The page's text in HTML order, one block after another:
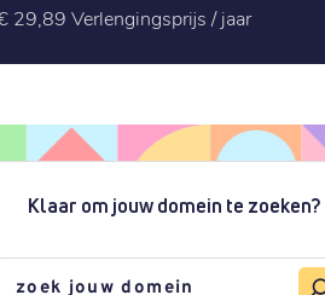
29,89 Verlengingsprijs / jaar
Klaar om jouw domein te zoeken?